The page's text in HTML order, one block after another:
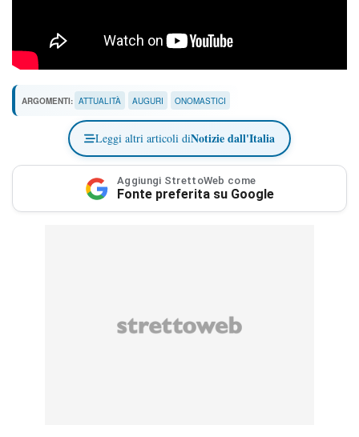
ARGOMENTI: ATTUALITÀ AUGURI ONOMASTICI
Leggi altri articoli diNotizie dall'Italia
Aggiungi StrettoWeb come
Fonte preferita su Google